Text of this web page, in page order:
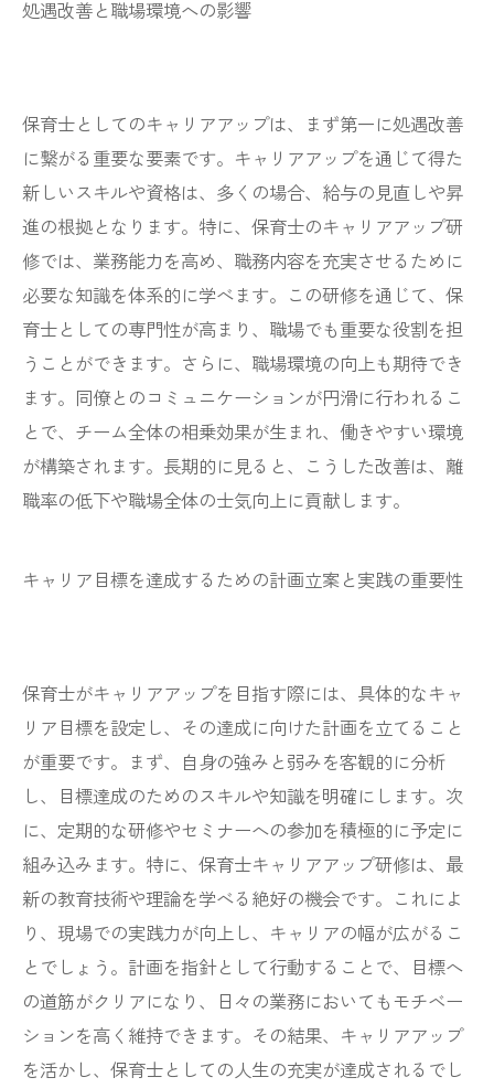
処遇改善と職場環境への影響
保育士としてのキャリアアップは、まず第一に処遇改善
に繋がる重要な要素です。キャリアアップを通じて得た
新しいスキルや資格は、多くの場合、給与の見直しや昇
進の根拠となります。特に、保育士のキャリアアップ研
修では、業務能力を高め、職務内容を充実させるために
必要な知識を体系的に学べます。この研修を通じて、保
育士としての専門性が高まり、職場でも重要な役割を担
うことができます。さらに、職場環境の向上も期待でき
ます。同僚とのコミュニケーションが円滑に行われるこ
とで、チーム全体の相乗効果が生まれ、働きやすい環境
が構築されます。長期的に見ると、こうした改善は、離
職率の低下や職場全体の士気向上に貢献します。
キャリア目標を達成するための計画立案と実践の重要性
保育士がキャリアアップを目指す際には、具体的なキャ
リア目標を設定し、その達成に向けた計画を立てること
が重要です。まず、自身の強みと弱みを客観的に分析
し、目標達成のためのスキルや知識を明確にします。次
に、定期的な研修やセミナーへの参加を積極的に予定に
組み込みます。特に、保育士キャリアアップ研修は、最
新の教育技術や理論を学べる絶好の機会です。これによ
り、現場での実践力が向上し、キャリアの幅が広がるこ
とでしょう。計画を指針として行動することで、目標へ
の道筋がクリアになり、日々の業務においてもモチベー
ションを高く維持できます。その結果、キャリアアップ
を活かし、保育士としての人生の充実が達成されるでし